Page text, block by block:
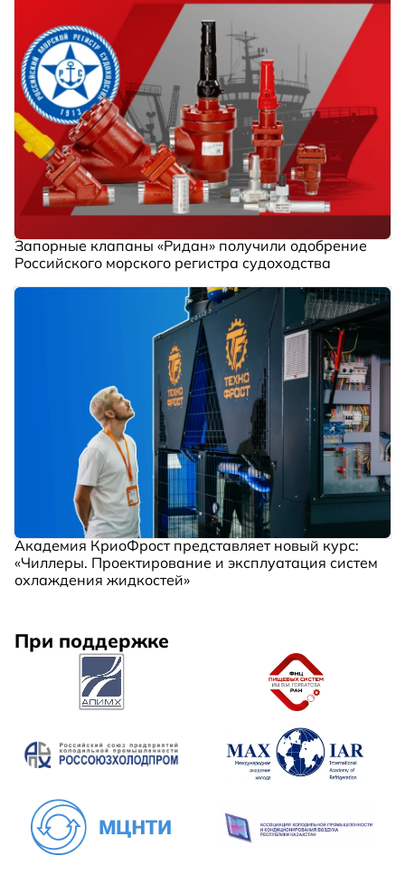
Запорные клапаны «Ридан» получили одобрение
Российского морского регистра судоходства
Академия КриоФрост представляет новый курс:
«Чиллеры. Проектирование и эксплуатация систем
охлаждения жидкостей»
При поддержке